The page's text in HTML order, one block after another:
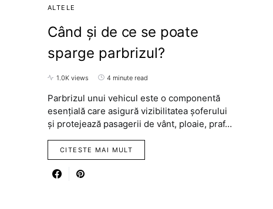
ALTELE
Când și de ce se poate
sparge parbrizul?
1.0K views 4 minute read
Parbrizul unui vehicul este o componentă
esențială care asigură vizibilitatea șoferului
și protejează pasagerii de vânt, ploaie, praf…
CITESTE MAI MULT